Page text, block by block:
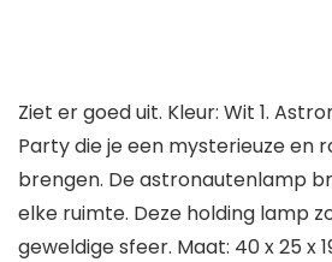
Ziet er goed uit. Kleur: Wit 1.
Party die je een mysterieuze en
brengen. De astronautenlamp
elke ruimte. Deze holding lamp
geweldige sfeer. Maat: 40 x 25 x